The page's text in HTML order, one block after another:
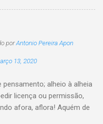
porAntonio Pereira Apon
13, 2020
pensamento; alheio à alheia
licença ou permissão,
afora, aflora! Aquém de